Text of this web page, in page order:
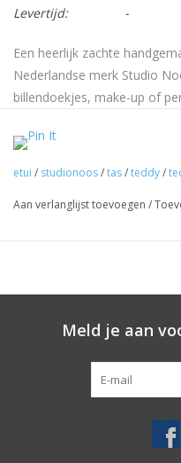
Levertijd:
-
Een heerlijk zachte
Nederlandse merk Studio
billendoekjes, make-up of
Materiaal:92% polyester,
Kleur: ecru
etui / studionoos/tas/teddy/
Aan verlanglijst toevoegen /
Meld je aan